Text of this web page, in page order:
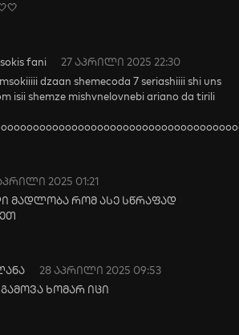
fani
27 აპრილი 2025 22:30
dzaan shemecoda 7 seriashiiii shi uns
isii shemze mishvnelovnebi ariano da tirili
2025 01:21
მადლობა რომ ასე სწრაფად
28 აპრილი 2025 09:53
ხომარ იცი